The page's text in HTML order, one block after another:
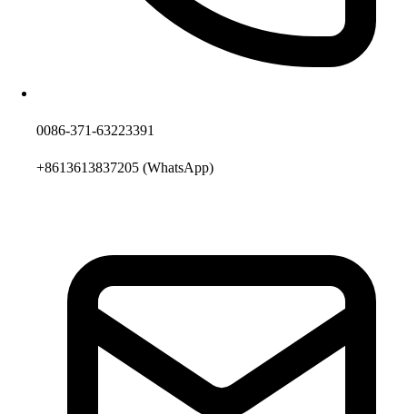
0086-371-63223391
+8613613837205 (WhatsApp)